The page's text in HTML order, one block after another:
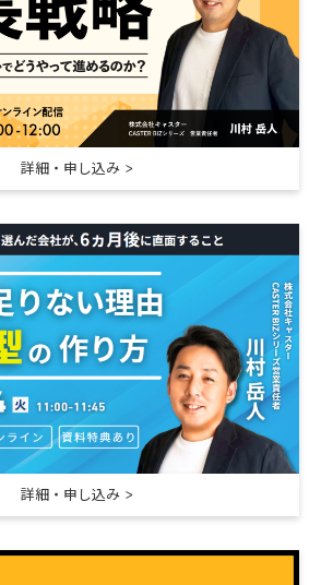
詳細・申し込み
詳細・申し込み